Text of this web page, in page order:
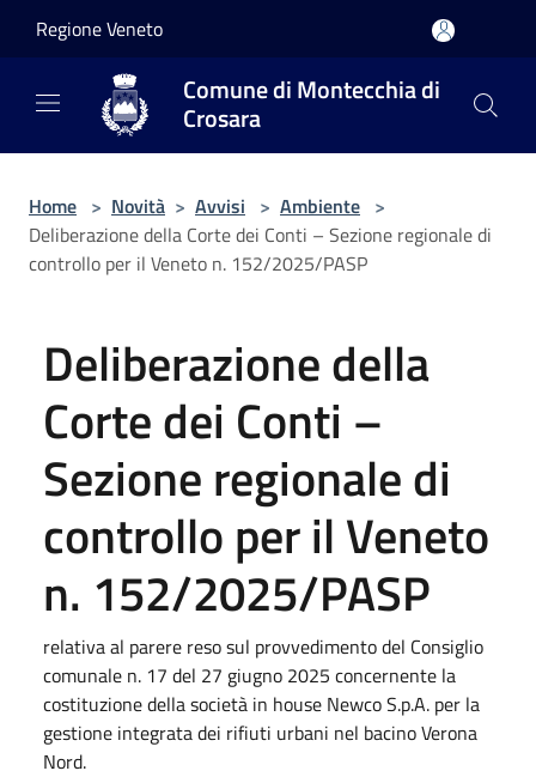
Regione Veneto
Comune di Montecchia di
Crosara
Home > Novità > Avvisi > Ambiente >
Deliberazione della Corte dei Conti – Sezione regionale di
controllo per il Veneto n. 152/2025/PASP
Deliberazione della
Corte dei Conti –
Sezione regionale di
controllo per il Veneto
n. 152/2025/PASP
relativa al parere reso sul provvedimento del Consiglio
comunale n. 17 del 27 giugno 2025 concernente la
costituzione della società in house Newco S.p.A. per la
gestione integrata dei rifiuti urbani nel bacino Verona
Nord.